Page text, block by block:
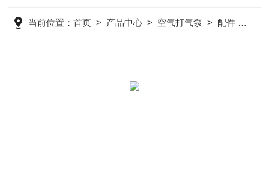
当前位置：首页 > 产品中心 > 空气打气泵 >配件